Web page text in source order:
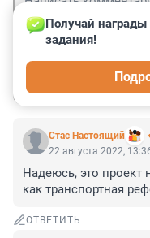
Стас Настоящий
Получай
задания!
22 августа 2022,
Надеюсь, это проект
как транспортная
ОТВЕТИТЬ